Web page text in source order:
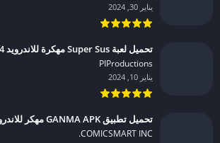
يناير 30, 2024
تحميل لعبة Super Sus مهكرة للاندرويد 2024
PIProductions‏
يناير 10, 2024
تحميل تطبيق GANMA APK مهكر للاندرويد 2024
COMICSMART INC.‏